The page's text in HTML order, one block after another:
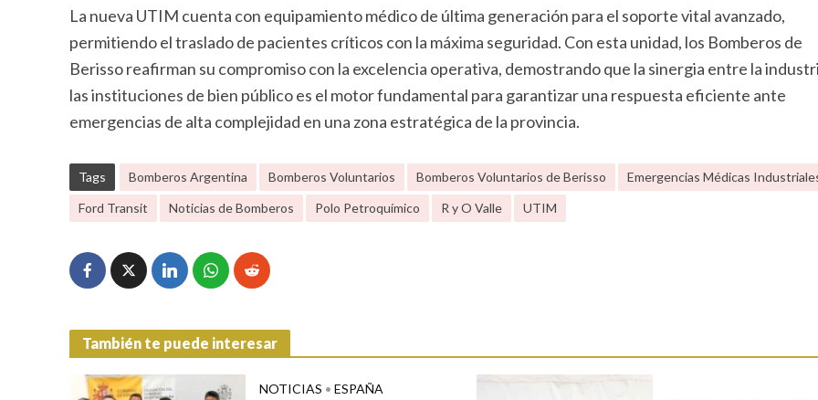
La nueva UTIM cuenta con equipamiento médico de última generación para el soporte vital avanzado,
permitiendo el traslado de pacientes críticos con la máxima seguridad. Con esta unidad, los Bomberos de
Berisso reafirman su compromiso con la excelencia operativa, demostrando que la sinergia entre la
las instituciones de bien público es el motor fundamental para garantizar una respuesta eficiente ante
emergencias de alta complejidad en una zona estratégica de la provincia.
Tags Bomberos Argentina Bomberos Voluntarios Bomberos Voluntarios de Berisso
Emergencias Médicas
Ford Transit
Noticias de Bomberos Polo Petroquímico R y O Valle UTIM
También te puede interesar
NOTICIAS • ESPAÑA